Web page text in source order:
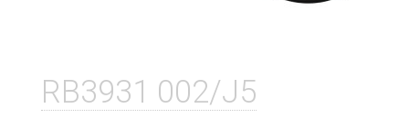
RB3931 002/J5